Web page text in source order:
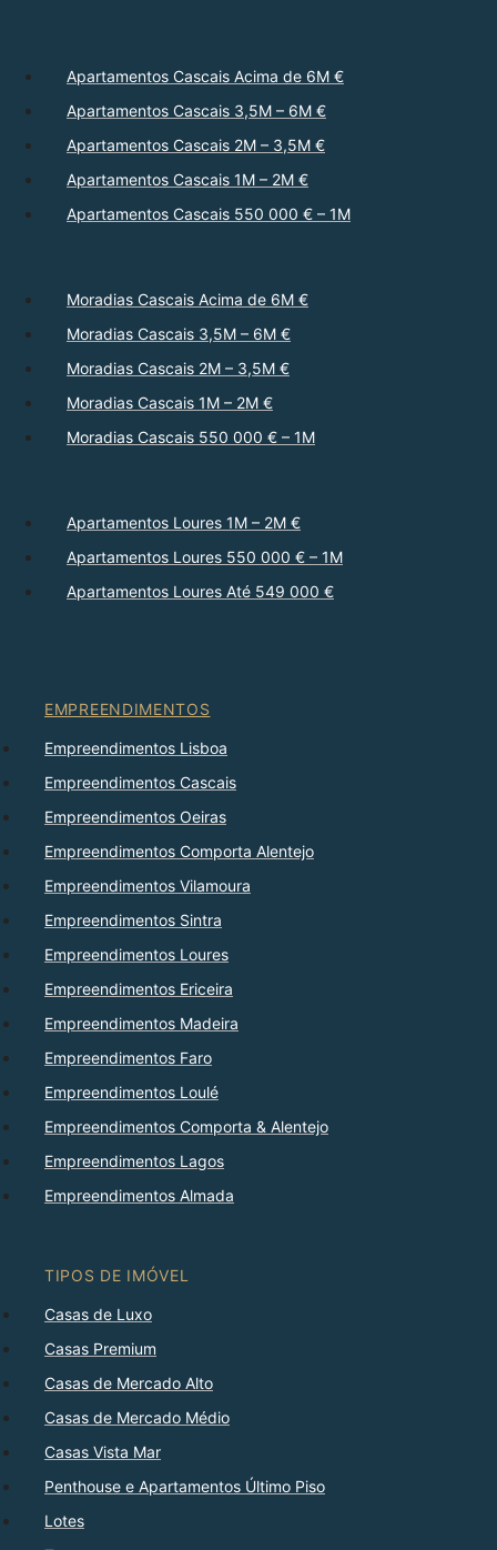
Apartamentos Cascais Acima de 6M €
Apartamentos Cascais 3,5M – 6M €
Apartamentos Cascais 2M – 3,5M €
Apartamentos Cascais 1M – 2M €
Apartamentos Cascais 550 000 € – 1M
Moradias Cascais Acima de 6M €
Moradias Cascais 3,5M – 6M €
Moradias Cascais 2M – 3,5M €
Moradias Cascais 1M – 2M €
Moradias Cascais 550 000 € – 1M
Apartamentos Loures 1M – 2M €
Apartamentos Loures 550 000 € – 1M
Apartamentos Loures Até 549 000 €
EMPREENDIMENTOS
Empreendimentos Lisboa
Empreendimentos Cascais
Empreendimentos Oeiras
Empreendimentos Comporta Alentejo
Empreendimentos Vilamoura
Empreendimentos Sintra
Empreendimentos Loures
Empreendimentos Ericeira
Empreendimentos Madeira
Empreendimentos Faro
Empreendimentos Loulé
Empreendimentos Comporta & Alentejo
Empreendimentos Lagos
Empreendimentos Almada
TIPOS DE IMÓVEL
Casas de Luxo
Casas Premium
Casas de Mercado Alto
Casas de Mercado Médio
Casas Vista Mar
Penthouse e Apartamentos Último Piso
Lotes